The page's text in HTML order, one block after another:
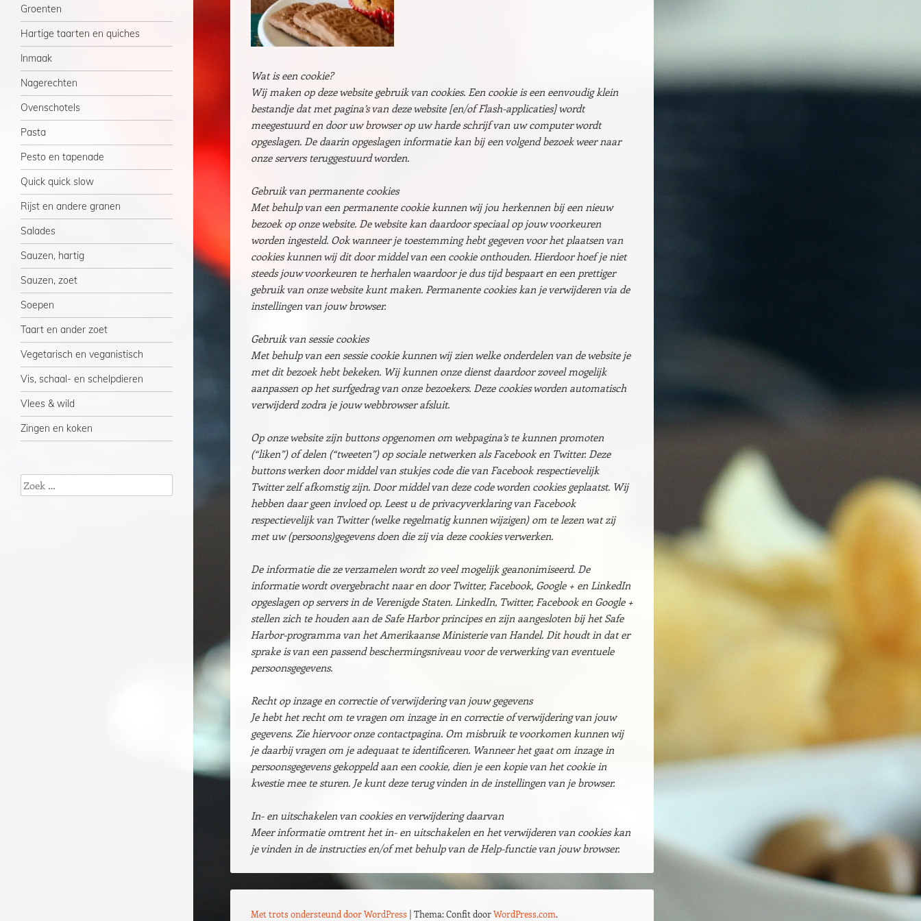
Groenten
Hartige taarten en quiches
Inmaak
Nagerechten
Ovenschotels
Pasta
Pesto en tapenade
Quick quick slow
Rijst en andere granen
Salades
Sauzen, hartig
Sauzen, zoet
Soepen
Taart en ander zoet
Vegetarisch en veganistisch
Vis, schaal- en schelpdieren
Vlees & wild
Zingen en koken
Wat is een cookie?
Wij maken op deze website gebruik van cookies. Een cookie is een eenvoudig klein
bestandje dat met pagina’s van deze website [en/of Flash-applicaties] wordt
meegestuurd en door uw browser op uw harde schrijf van uw computer wordt
opgeslagen. De daarin opgeslagen informatie kan bij een volgend bezoek weer naar
onze servers teruggestuurd worden.
Gebruik van permanente cookies
Met behulp van een permanente cookie kunnen wij jou herkennen bij een nieuw
bezoek op onze website. De website kan daardoor speciaal op jouw voorkeuren
worden ingesteld. Ook wanneer je toestemming hebt gegeven voor het plaatsen van
cookies kunnen wij dit door middel van een cookie onthouden. Hierdoor hoef je niet
steeds jouw voorkeuren te herhalen waardoor je dus tijd bespaart en een prettiger
gebruik van onze website kunt maken. Permanente cookies kan je verwijderen via de
instellingen van jouw browser.
Gebruik van sessie cookies
Met behulp van een sessie cookie kunnen wij zien welke onderdelen van de website je
met dit bezoek hebt bekeken. Wij kunnen onze dienst daardoor zoveel mogelijk
aanpassen op het surfgedrag van onze bezoekers. Deze cookies worden automatisch
verwijderd zodra je jouw webbrowser afsluit.
Op onze website zijn buttons opgenomen om webpagina’s te kunnen promoten
(“liken”) of delen (“tweeten”) op sociale netwerken als Facebook en Twitter. Deze
buttons werken door middel van stukjes code die van Facebook respectievelijk
Twitter zelf afkomstig zijn. Door middel van deze code worden cookies geplaatst. Wij
hebben daar geen invloed op. Leest u de privacyverklaring van Facebook
respectievelijk van Twitter (welke regelmatig kunnen wijzigen) om te lezen wat zij
met uw (persoons)gegevens doen die zij via deze cookies verwerken.
De informatie die ze verzamelen wordt zo veel mogelijk geanonimiseerd. De
informatie wordt overgebracht naar en door Twitter, Facebook, Google + en LinkedIn
opgeslagen op servers in de Verenigde Staten. LinkedIn, Twitter, Facebook en Google +
stellen zich te houden aan de Safe Harbor principes en zijn aangesloten bij het Safe
Harbor-programma van het Amerikaanse Ministerie van Handel. Dit houdt in dat er
sprake is van een passend beschermingsniveau voor de verwerking van eventuele
persoonsgegevens.
Recht op inzage en correctie of verwijdering van jouw gegevens
Je hebt het recht om te vragen om inzage in en correctie of verwijdering van jouw
gegevens. Zie hiervoor onze contactpagina. Om misbruik te voorkomen kunnen wij
je daarbij vragen om je adequaat te identificeren. Wanneer het gaat om inzage in
persoonsgegevens gekoppeld aan een cookie, dien je een kopie van het cookie in
kwestie mee te sturen. Je kunt deze terug vinden in de instellingen van je browser.
In- en uitschakelen van cookies en verwijdering daarvan
Meer informatie omtrent het in- en uitschakelen en het verwijderen van cookies kan
je vinden in de instructies en/of met behulp van de Help-functie van jouw browser.
Zoeken
Met trots ondersteund door WordPress | Thema: Confit doorWordPress.com.